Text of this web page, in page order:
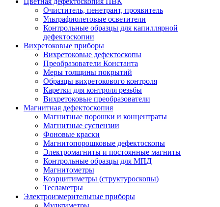
Очиститель, пенетрант, проявитель
Ультрафиолетовые осветители
Контрольные образцы для капиллярной
дефектоскопии
Вихретоковые приборы
Вихретоковые дефектоскопы
Преобразователи Константа
Меры толщины покрытий
Образцы вихретокового контроля
Каретки для контроля резьбы
Вихретоковые преобразователи
Магнитная дефектоскопия
Магнитные порошки и концентраты
Магнитные суспензии
Фоновые краски
Магнитопорошковые дефектоскопы
Электромагниты и постоянные магниты
Контрольные образцы для МПД
Магнитометры
Коэрцитиметры (структуроскопы)
Тесламетры
Электроизмерительные приборы
Мультиметры